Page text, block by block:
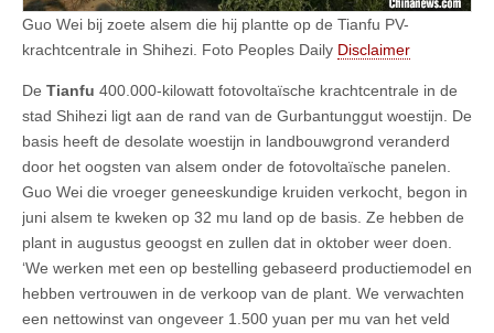
Guo Wei bij zoete alsem die hij plantte op de Tianfu PV-
krachtcentrale in Shihezi. Foto Peoples Daily Disclaimer
De Tianfu 400.000-kilowatt fotovoltaïsche krachtcentrale in de
stad Shihezi ligt aan de rand van de Gurbantunggut woestijn. De
basis heeft de desolate woestijn in landbouwgrond veranderd
door het oogsten van alsem onder de fotovoltaïsche panelen.
Guo Wei die vroeger geneeskundige kruiden verkocht, begon in
juni alsem te kweken op 32 mu land op de basis. Ze hebben de
plant in augustus geoogst en zullen dat in oktober weer doen.
‘We werken met een op bestelling gebaseerd productiemodel en
hebben vertrouwen in de verkoop van de plant. We verwachten
een nettowinst van ongeveer 1.500 yuan per mu van het veld